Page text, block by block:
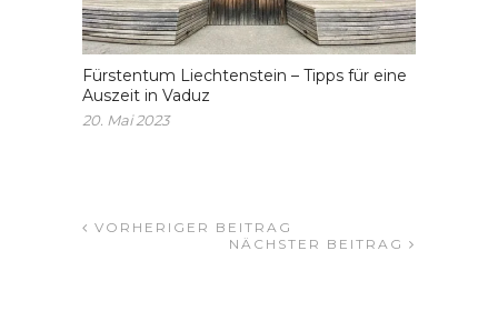
Fürstentum Liechtenstein – Tipps für eine
Auszeit in Vaduz
20. Mai 2023
VORHERIGER BEITRAG
NÄCHSTER BEITRAG